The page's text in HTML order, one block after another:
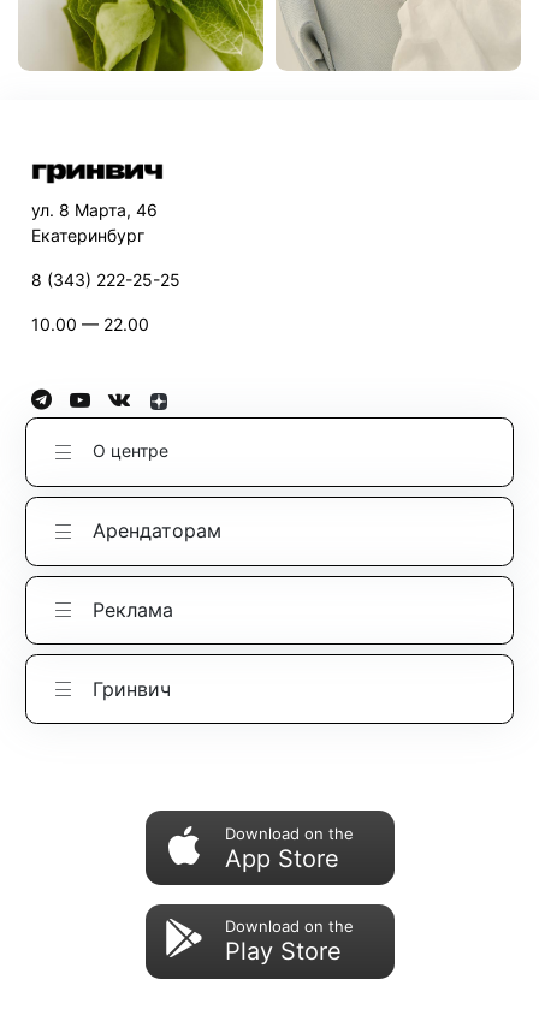
ул. 8 Марта, 46
Екатеринбург
8 (343) 222-25-25
10.00 — 22.00
О центре
Арендаторам
Реклама
Гринвич
Download on the
App Store
Download on the
Play Store